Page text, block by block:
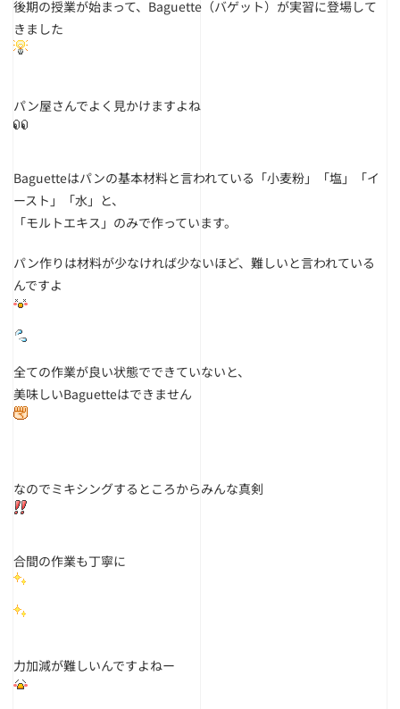
後期の授業が始まって、Baguette（バゲット）が実習に登場して
きました
パン屋さんでよく見かけますよね
Baguetteはパンの基本材料と言われている「小麦粉」「塩」「イ
ースト」「水」と、
「モルトエキス」のみで作っています。
パン作りは材料が少なければ少ないほど、難しいと言われている
んですよ
全ての作業が良い状態でできていないと、
美味しいBaguetteはできません
なのでミキシングするところからみんな真剣
合間の作業も丁寧に
力加減が難しいんですよねー